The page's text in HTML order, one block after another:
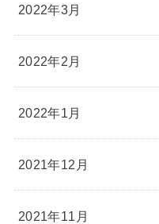
2022年3月
2022年2月
2022年1月
2021年12月
2021年11月